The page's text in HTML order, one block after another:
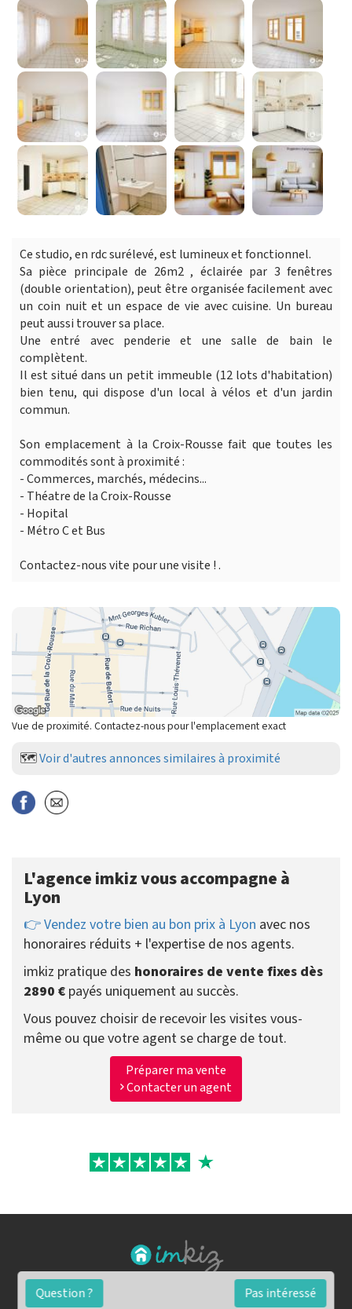
Ce studio, en rdc surélevé, est lumineux et fonctionnel.
Sa pièce principale de 26m2 , éclairée par 3 fenêtres
(double orientation), peut être organisée facilement avec
un coin nuit et un espace de vie avec cuisine. Un bureau
peut aussi trouver sa place.
Une entré avec penderie et une salle de bain le
complètent.
Il est situé dans un petit immeuble (12 lots d'habitation)
bien tenu, qui dispose d'un local à vélos et d'un jardin
commun.
Son emplacement à la Croix-Rousse fait que toutes les
commodités sont à proximité :
- Commerces, marchés, médecins...
- Théatre de la Croix-Rousse
- Hopital
- Métro C et Bus
Contactez-nous vite pour une visite ! .
Vue de proximité. Contactez-nous pour l'emplacement exact
🗺️Voir d'autres annonces similaires à proximité
Question ? Pas intéressé
L'agence imkiz vous accompagne à
Lyon
👉 Vendez votre bien au bon prix à Lyon avec nos
honoraires réduits + l'expertise de nos agents.
imkiz pratique des honoraires de vente fixes dès
2890 € payés uniquement au succès.
Vous pouvez choisir de recevoir les visites vous-
même ou que votre agent se charge de tout.
Préparer ma vente
Contacter un agent